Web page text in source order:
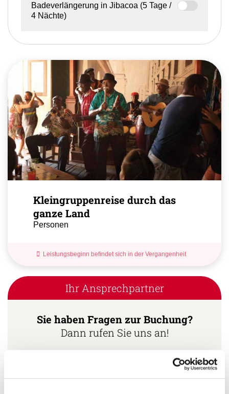
Badeverlängerung in Jibacoa (5 Tage /
4 Nächte)
Kleingruppenreise durch das
ganze Land
Personen
Leistungsbeginn befindet sich in der Vergangenheit
Ihr Ansprechpartner
Sie haben Fragen zur Buchung?
Dann rufen Sie uns an!
Lukas Hagner